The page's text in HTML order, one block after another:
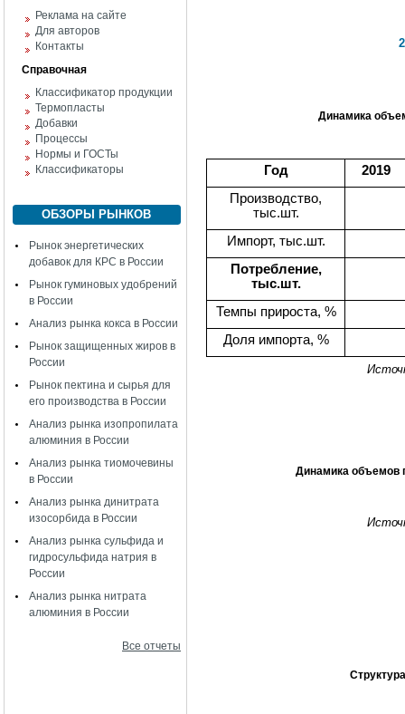
Реклама на сайте
Для авторов
Контакты
Справочная
Классификатор продукции
Термопласты
Добавки
Процессы
Нормы и ГОСТы
Классификаторы
ОБЗОРЫ РЫНКОВ
Рынок энергетических
добавок для КРС в России
Рынок гуминовых удобрений
в России
Анализ рынка кокса в России
Рынок защищенных жиров в
России
Рынок пектина и сырья для
его производства в России
Анализ рынка изопропилата
алюминия в России
Анализ рынка тиомочевины
в России
Анализ рынка динитрата
изосорбида в России
Анализ рынка сульфида и
гидросульфида натрия в
России
Анализ рынка нитрата
алюминия в России
Все отчеты
Динамика
Год
2019
Производство,
тыс.шт.
Импорт, тыс.шт.
Потребление,
тыс.шт.
Темпы прироста, %
Доля импорта, %
Динамика объемов